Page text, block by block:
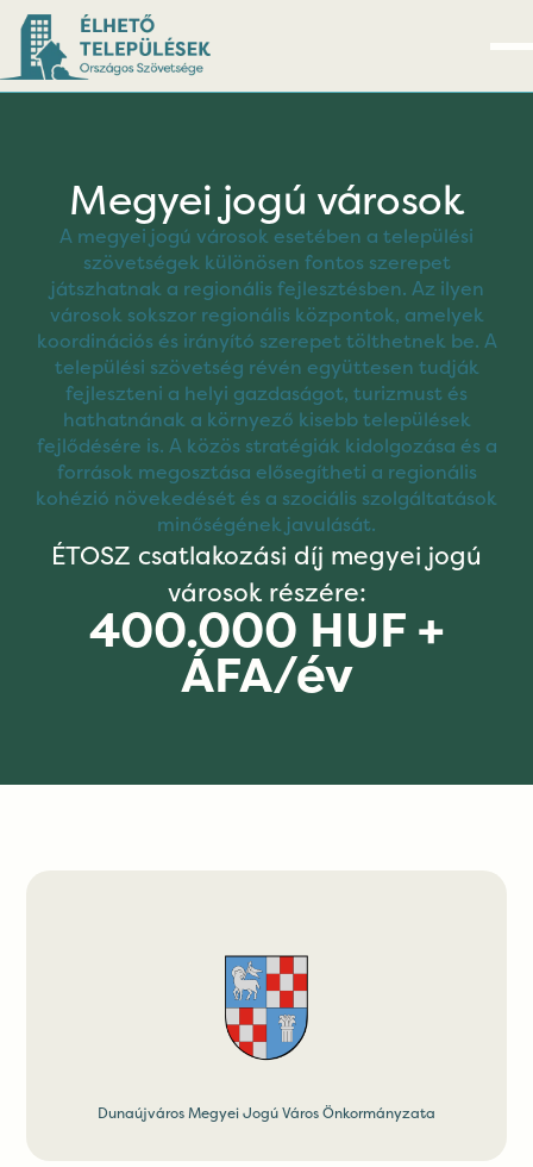
Megyei jogú városok
A megyei jogú városok esetében a települési
szövetségek különösen fontos szerepet
játszhatnak a regionális fejlesztésben. Az ilyen
városok sokszor regionális központok, amelyek
koordinációs és irányító szerepet tölthetnek be. A
települési szövetség révén együttesen tudják
fejleszteni a helyi gazdaságot, turizmust és
hathatnának a környező kisebb települések
fejlődésére is. A közös stratégiák kidolgozása és a
források megosztása elősegítheti a regionális
kohézió növekedését és a szociális szolgáltatások
minőségének javulását.
ÉTOSZ csatlakozási díj megyei jogú
városok részére:
400.000 HUF +
ÁFA/év
Dunaújváros Megyei Jogú Város Önkormányzata